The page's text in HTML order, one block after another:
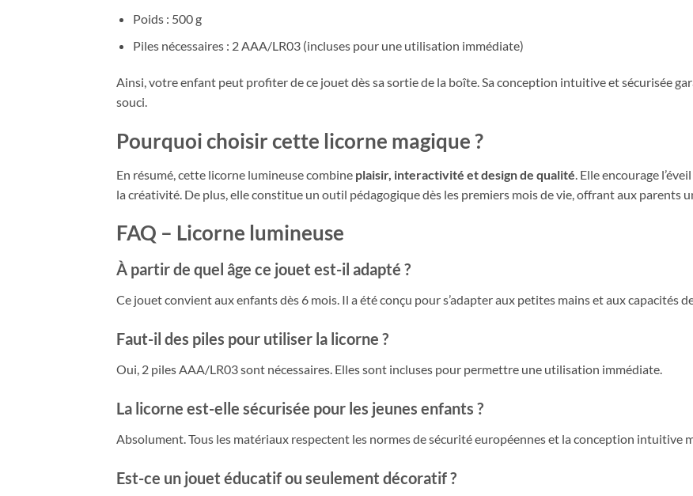
Poids : 500 g
Piles nécessaires : 2 AAA/LR03 (incluses pour une utilisation immédiate)
Ainsi, votre enfant peut profiter de ce jouet dès sa sortie de la boîte. Sa conception intuitive et sécurisée
souci.
Pourquoi choisir cette licorne magique ?
En résumé, cette licorne lumineuse combine plaisir, interactivité et design de qualité . Elle encourage
la créativité. De plus, elle constitue un outil pédagogique dès les premiers mois de vie, offrant aux parents
FAQ – Licorne lumineuse
À partir de quel âge ce jouet est-il adapté ?
Ce jouet convient aux enfants dès 6 mois. Il a été conçu pour s’adapter aux petites mains et aux capacités
Faut-il des piles pour utiliser la licorne ?
Oui, 2 piles AAA/LR03 sont nécessaires. Elles sont incluses pour permettre une utilisation immédiate.
La licorne est-elle sécurisée pour les jeunes enfants ?
Absolument. Tous les matériaux respectent les normes de sécurité européennes et la conception intuitive
Est-ce un jouet éducatif ou seulement décoratif ?